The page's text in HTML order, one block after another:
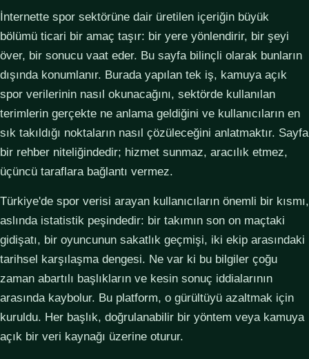
İnternette spor sektörüne dair üretilen içeriğin büyük
bölümü ticari bir amaç taşır: bir yere yönlendirir, bir şeyi
över, bir sonucu vaat eder. Bu sayfa bilinçli olarak bunların
dışında konumlanır. Burada yapılan tek iş, kamuya açık
spor verilerinin nasıl okunacağını, sektörde kullanılan
terimlerin gerçekte ne anlama geldiğini ve kullanıcıların en
sık takıldığı noktaların nasıl çözüleceğini anlatmaktır. Sayfa
bir rehber niteliğindedir; hizmet sunmaz, aracılık etmez,
üçüncü taraflara bağlantı vermez.
Türkiye'de spor verisi arayan kullanıcıların önemli bir kısmı,
aslında istatistik peşindedir: bir takımın son on maçtaki
gidişatı, bir oyuncunun sakatlık geçmişi, iki ekip arasındaki
tarihsel karşılaşma dengesi. Ne var ki bu bilgiler çoğu
zaman abartılı başlıkların ve kesin sonuç iddialarının
arasında kaybolur. Bu platform, o gürültüyü azaltmak için
kuruldu. Her başlık, doğrulanabilir bir yöntem veya kamuya
açık bir veri kaynağı üzerine oturur.